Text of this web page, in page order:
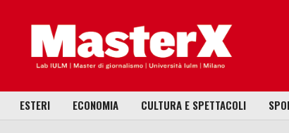
ESTERI ECONOMIA CULTURA E SPETTACOLI